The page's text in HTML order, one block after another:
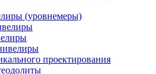
(уровнемеры)
проектирования